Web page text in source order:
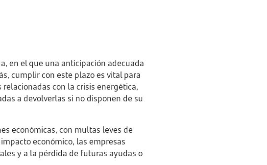
en el que una anticipación adecuada
cumplir con este plazo es vital para
con la crisis energética,
a devolverlas si no disponen de su
económicas, con multas leves de
económico, las empresas
y a la pérdida de futuras ayudas o